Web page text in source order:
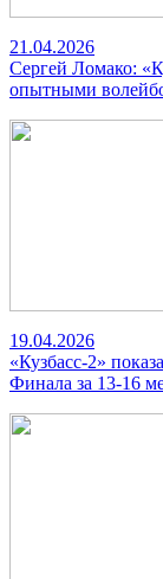
21.04.2026
Сергей Ломако:
опытными
19.04.2026
«Кузбасс-2»
Финала за 13-16